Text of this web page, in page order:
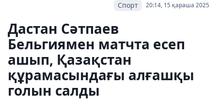
20:14, 15 қараша 2025
Спорт
Дастан Сәтпаев
Бельгиямен матчта есеп
ашып, Қазақстан
құрамасындағы алғашқы
голын салды